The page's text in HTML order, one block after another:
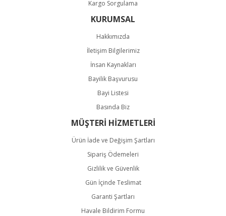
Kargo Sorgulama
KURUMSAL
Hakkımızda
İletişim Bilgilerimiz
İnsan Kaynakları
Bayilik Başvurusu
Bayi Listesi
Basında Biz
MÜŞTERİ HİZMETLERİ
Ürün İade ve Değişim Şartları
Sipariş Ödemeleri
Gizlilik ve Güvenlik
Gün İçinde Teslimat
Garanti Şartları
Havale Bildirim Formu